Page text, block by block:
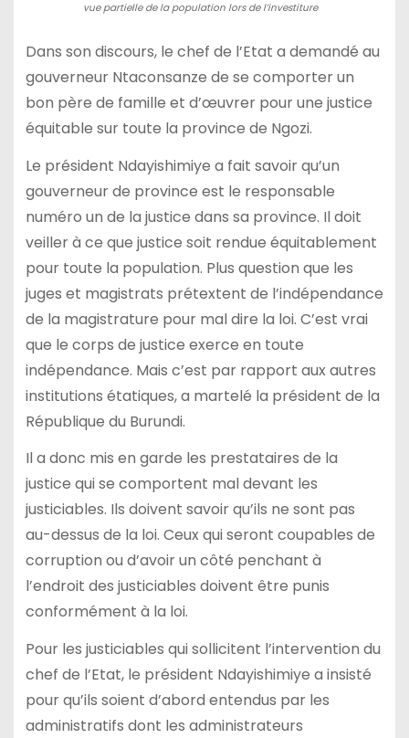
vue partielle de la population lors de l’investiture
Dans son discours, le chef de l’Etat a demandé au
gouverneur Ntaconsanze de se comporter un
bon père de famille et d’œuvrer pour une justice
équitable sur toute la province de Ngozi.
Le président Ndayishimiye a fait savoir qu’un
gouverneur de province est le responsable
numéro un de la justice dans sa province. Il doit
veiller à ce que justice soit rendue équitablement
pour toute la population. Plus question que les
juges et magistrats prétextent de l’indépendance
de la magistrature pour mal dire la loi. C’est vrai
que le corps de justice exerce en toute
indépendance. Mais c’est par rapport aux autres
institutions étatiques, a martelé la président de la
République du Burundi.
Il a donc mis en garde les prestataires de la
justice qui se comportent mal devant les
justiciables. Ils doivent savoir qu’ils ne sont pas
au-dessus de la loi. Ceux qui seront coupables de
corruption ou d’avoir un côté penchant à
l’endroit des justiciables doivent être punis
conformément à la loi.
Pour les justiciables qui sollicitent l’intervention du
chef de l’Etat, le président Ndayishimiye a insisté
pour qu’ils soient d’abord entendus par les
administratifs dont les administrateurs